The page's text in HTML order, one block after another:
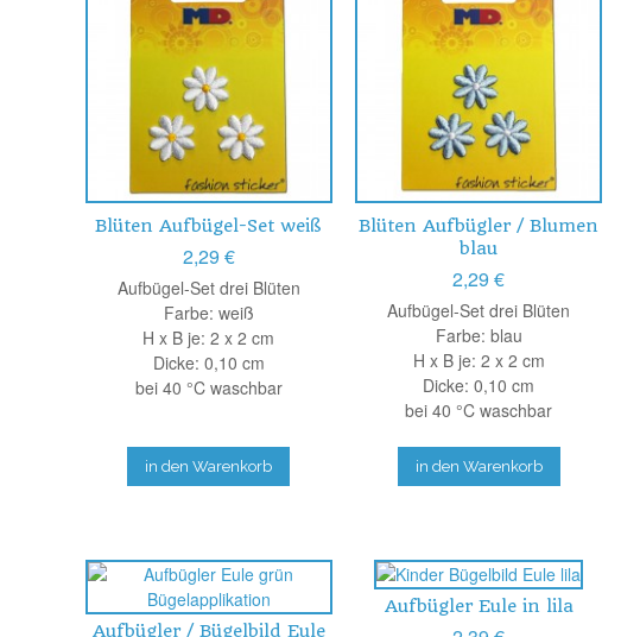
Blüten Aufbügel-Set weiß
2,29 €
Aufbügel-Set drei Blüten
Farbe: weiß
H x B je: 2 x 2 cm
Dicke: 0,10 cm
bei 40 °C waschbar
in den Warenkorb
Blüten Aufbügler / Blumen
blau
2,29 €
Aufbügel-Set drei Blüten
Farbe: blau
H x B je: 2 x 2 cm
Dicke: 0,10 cm
bei 40 °C waschbar
in den Warenkorb
Aufbügler / Bügelbild Eule
Aufbügler Eule in lila